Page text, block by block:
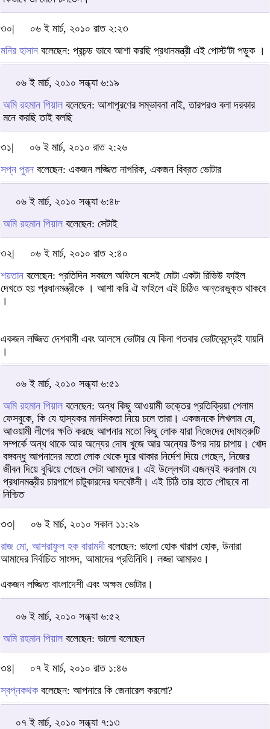
৩০|
০৬ ই মার্চ, ২০১০ রাত ২:২৩
মনির হাসান বলেছেন: প্রচন্ড ভাবে আশা করছি প্রধানমন্ত্রী এই পোস্ট'টা পড়ুক ।
০৬ ই মার্চ, ২০১০ সন্ধ্যা ৬:১৯
অমি রহমান পিয়াল বলেছেন: আশাপূরণের সম্ভাবনা নাই, তারপরও বলা দরকার
মনে করছি তাই বলছি
৩১|
০৬ ই মার্চ, ২০১০ রাত ২:২৬
সপ্ন পুরন বলেছেন: একজন লজ্জিত নাগরিক, একজন বিব্রত ভোটার
০৬ ই মার্চ, ২০১০ সন্ধ্যা ৬:৪৮
অমি রহমান পিয়াল বলেছেন: সেটাই
৩২|
০৬ ই মার্চ, ২০১০ রাত ২:৪০
শয়তান বলেছেন: প্রতিদিন সকালে অফিসে বসেই মোটা একটা রিভিউ ফাইল
দেখতে হয় প্রধানমন্ত্রীকে । আশা করি ঐ ফাইলে এই চিঠিও অন্তরভুক্ত থাকবে
।
একজন লজ্জিত দেশবাসী এবং আলসে ভোটার যে কিনা গতবার ভোটকেন্দ্রেই যায়নি
।
০৬ ই মার্চ, ২০১০ সন্ধ্যা ৬:৫১
অমি রহমান পিয়াল বলেছেন: অন্ধ কিছু আওয়ামী ভক্তের প্রতিক্রিয়া পেলাম
ফেসবুকে, কি যে হাস্যকর মানসিকতা নিয়ে চলে তারা। একজনকে লিখলাম যে,
আওয়ামী লীগের ক্ষতি করছে আপনার মতো কিছু লোক যারা নিজেদের দোষত্রুটি
সম্পর্কে অন্ধ থাকে আর অন্যের দোষ খুজে আর অন্যের উপর দায় চাপায়। খোদ
বঙ্গবন্ধু আপনাদের মতো লোক থেকে দূরে থাকার নির্দেশ দিয়ে গেছেন, নিজের
জীবন দিয়ে বুঝিয়ে গেছেন সেটা আমাদের। এই উল্লেখটা এজন্যই করলাম যে
প্রধানমন্ত্রীর চারপাশে চাটুকারদের ঘনবেষ্টনী। এই চিঠি তার হাতে পৌছবে না
নিশ্চিত
৩৩|
০৬ ই মার্চ, ২০১০ সকাল ১১:২৯
রাজ মো, আশরাফুল হক বারামদীবলেছেন: ভালো হোক খারাপ হোক, উনারা
আমাদের নির্বাচিত সাংসদ, আমাদের প্রতিনিধি। লজ্জা আমারও।
একজন লজ্জিত বাংলাদেশী এবং অক্ষম ভোটার।
০৬ ই মার্চ, ২০১০ সন্ধ্যা ৬:৫২
অমি রহমান পিয়াল বলেছেন: ভালো বলেছেন
৩৪|
০৭ ই মার্চ, ২০১০ রাত ১:৪৬
স্বপ্নকথকবলেছেন: আপনারে কি জেনারেল করলো?
০৭ ই মার্চ, ২০১০ সন্ধ্যা ৭:১৩